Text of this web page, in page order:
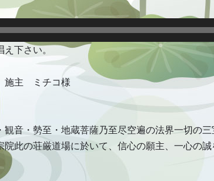
下さい。
施主 ミチコ様
音・勢至・地蔵菩薩乃至尽空遍の法界一切の三
の荘厳道場に於いて、信心の願主、一心の誠